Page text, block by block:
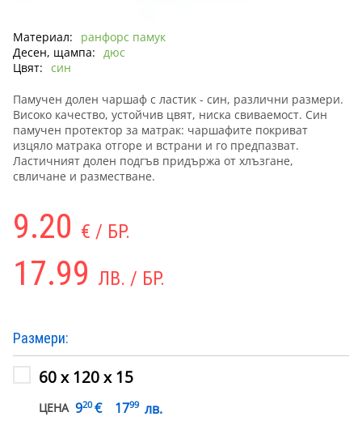
Материал:
ранфорс памук
Десен, щампа:
дюс
Цвят: син
Памучен долен чаршаф с ластик - син, различни размери.
Високо качество, устойчив цвят, ниска свиваемост. Син
памучен протектор за матрак: чаршафите покриват
изцяло матрака отгоре и встрани и го предпазват.
Ластичният долен подгъв придържа от хлъзгане,
свличане и разместване.
9.20 € / БР.
17.99 ЛВ. / БР.
Размери:
60 х 120 х 15
ЦЕНА 920 € 1799 лв.